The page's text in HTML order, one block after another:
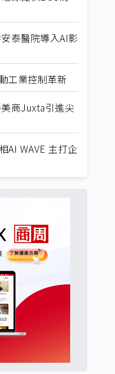
泰醫院導入AI影
工業控制革新
商Juxta引進尖
AI WAVE 主打企